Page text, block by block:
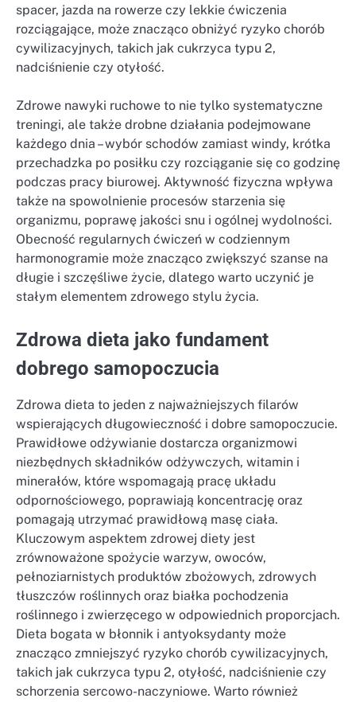
spacer, jazda na rowerze czy lekkie ćwiczenia
rozciągające, może znacząco obniżyć ryzyko chorób
cywilizacyjnych, takich jak cukrzyca typu 2,
nadciśnienie czy otyłość.
Zdrowe nawyki ruchowe to nie tylko systematyczne
treningi, ale także drobne działania podejmowane
każdego dnia – wybór schodów zamiast windy, krótka
przechadzka po posiłku czy rozciąganie się co godzinę
podczas pracy biurowej. Aktywność fizyczna wpływa
także na spowolnienie procesów starzenia się
organizmu, poprawę jakości snu i ogólnej wydolności.
Obecność regularnych ćwiczeń w codziennym
harmonogramie może znacząco zwiększyć szanse na
długie i szczęśliwe życie, dlatego warto uczynić je
stałym elementem zdrowego stylu życia.
Zdrowa dieta jako fundament
dobrego samopoczucia
Zdrowa dieta to jeden z najważniejszych filarów
wspierających długowieczność i dobre samopoczucie.
Prawidłowe odżywianie dostarcza organizmowi
niezbędnych składników odżywczych, witamin i
minerałów, które wspomagają pracę układu
odpornościowego, poprawiają koncentrację oraz
pomagają utrzymać prawidłową masę ciała.
Kluczowym aspektem zdrowej diety jest
zrównoważone spożycie warzyw, owoców,
pełnoziarnistych produktów zbożowych, zdrowych
tłuszczów roślinnych oraz białka pochodzenia
roślinnego i zwierzęcego w odpowiednich proporcjach.
Dieta bogata w błonnik i antyoksydanty może
znacząco zmniejszyć ryzyko chorób cywilizacyjnych,
takich jak cukrzyca typu 2, otyłość, nadciśnienie czy
schorzenia sercowo-naczyniowe. Warto również